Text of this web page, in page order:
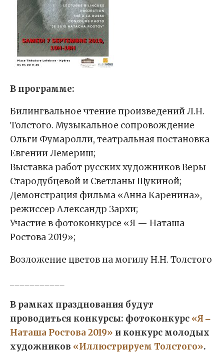
В программе:
Билингвальное чтение произведений Л.Н.
Толстого. Музыкальное сопровождение
Ольги Фумаролли, театральная постановка
Евгении Лемериш;
Выставка работ русских художников Веры
Стародубцевой и Светланы Щукиной;
Демонстрация фильма «Анна Каренина»,
режиссер Александр Зархи;
Участие в фотоконкурсе «Я — Наташа
Ростова 2019»;
Возложение цветов на могилу Н.Н. Толстого
В рамках празднования будут
проводиться конкурсы: фотоконкурс «Я ‒
Наташа Ростова 2019» и конкурс молодых
художников «Иллюстрируем Толстого».